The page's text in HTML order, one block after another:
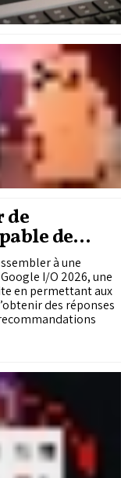
de
de
à une
I/O 2026, une
en permettant aux
des réponses